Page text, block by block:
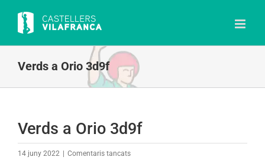
content
Verds a Orio 3d9f
Verds a Orio 3d9f
14 juny 2022 Comentaris tancatsa